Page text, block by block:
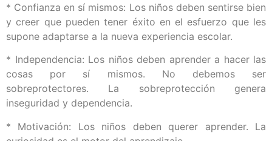
* Confianza en sí mismos: Los niños deben sentirsebien
y creer que pueden tener éxito en el esfuerzo que les
supone adaptarse a la nueva experiencia escolar.
* Independencia: Los niños deben aprender a hacer las
cosas por sí mismos. No debemos ser
sobreprotectores. La sobreprotección genera
inseguridad y dependencia.
* Motivación: Los niños deben querer aprender. La